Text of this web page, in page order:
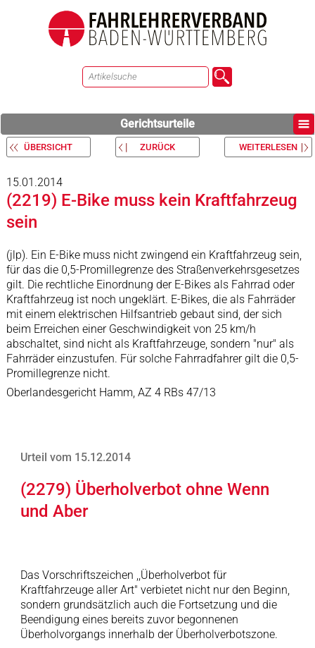
Gerichtsurteile
ÜBERSICHT ZURÜCK WEITERLESEN
15.01.2014
(2219) E-Bike muss kein Kraftfahrzeug
sein
(jlp). Ein E-Bike muss nicht zwingend ein Kraftfahrzeug sein,
für das die 0,5-Promillegrenze des Straßenverkehrsgesetzes
gilt. Die rechtliche Einordnung der E-Bikes als Fahrrad oder
Kraftfahrzeug ist noch ungeklärt. E-Bikes, die als Fahrräder
mit einem elektrischen Hilfsantrieb gebaut sind, der sich
beim Erreichen einer Geschwindigkeit von 25 km/h
abschaltet, sind nicht als Kraftfahrzeuge, sondern "nur" als
Fahrräder einzustufen. Für solche Fahrradfahrer gilt die 0,5-
Promillegrenze nicht.
Oberlandesgericht Hamm, AZ 4 RBs 47/13
Urteil vom 15.12.2014
(2279) Überholverbot ohne Wenn
und Aber
Das Vorschriftszeichen ,,Überholverbot für
Kraftfahrzeuge aller Art" verbietet nicht nur den Beginn,
sondern grundsätzlich auch die Fortsetzung und die
Beendigung eines bereits zuvor begonnenen
Überholvorgangs innerhalb der Überholverbotszone.